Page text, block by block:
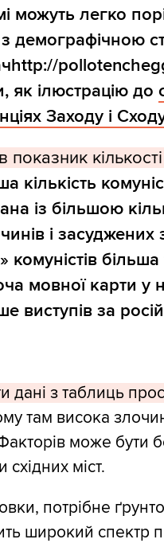
можуть легко
демографічною
як ілюстрацію до
Заходу і
кількість
із більшою
і
комуністів
мовної карти
виступів за
дані з таблиць
там висока
може бути
східних міст.
потрібне
широкий спектр